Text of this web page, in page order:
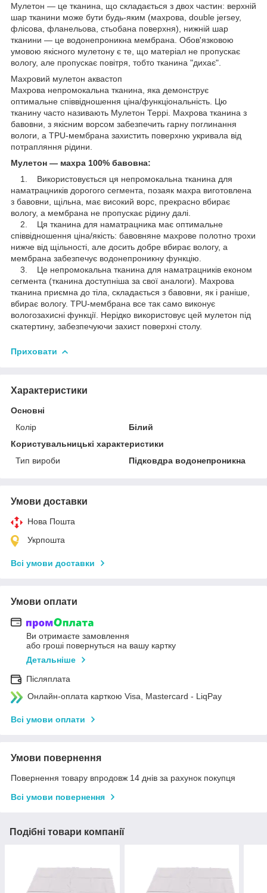
Мулетон — це тканина, що складається з двох частин: верхній
шар тканини може бути будь-яким (махрова, double jersey,
флісова, фланельова, стьобана поверхня), нижній шар
тканини — це водонепроникна мембрана. Обов'язковою
умовою якісного мулетону є те, що матеріал не пропускає
вологу, але пропускає повітря, тобто тканина "дихає".
Махровий мулетон аквастоп
Махрова непромокальна тканина, яка демонструє
оптимальне співвідношення ціна/функціональність. Цю
тканину часто називають Мулетон Террі. Махрова тканина з
бавовни, з якісним ворсом забезпечить гарну поглинання
вологи, а TPU-мембрана захистить поверхню укривала від
потрапляння рідини.
Мулетон — махра 100% бавовна:
1. Використовується ця непромокальна тканина для
наматрацників дорогого сегмента, позаяк махра виготовлена
з бавовни, щільна, має високий ворс, прекрасно вбирає
вологу, а мембрана не пропускає рідину далі.
2. Ця тканина для наматрацника має оптимальне
співвідношення ціна/якість: бавовняне махрове полотно трохи
нижче від щільності, але досить добре вбирає вологу, а
мембрана забезпечує водонепроникну функцію.
3. Це непромокальна тканина для наматрацників економ
сегмента (тканина доступніша за свої аналоги). Махрова
тканина приємна до тіла, складається з бавовни, як і раніше,
вбирає вологу. TPU-мембрана все так само виконує
вологозахисні функції. Нерідко використовує цей мулетон під
скатертину, забезпечуючи захист поверхні столу.
Приховати
Характеристики
Основні
Колір
Білий
Користувальницькі характеристики
Тип вироби
Підковдра водонепроникна
Умови доставки
Нова Пошта
Укрпошта
Всі умови доставки
Умови оплати
Ви отримаєте замовлення
або гроші повернуться на вашу картку
Детальніше
Післяплата
Онлайн-оплата карткою Visa, Mastercard - LiqPay
Всі умови оплати
Умови повернення
Повернення товару впродовж 14 днів за рахунок покупця
Всі умови повернення
Подібні товари компанії